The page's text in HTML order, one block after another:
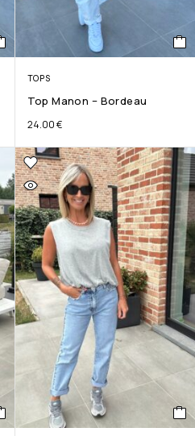
TOPS
Top Manon – Bordeau
24.00€